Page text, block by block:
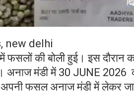
new delhi
में फसलों की बोली हुई। इस
अनाज मंडी में 30 JUNE
अपनी फसल अनाज मंडी में लेकर